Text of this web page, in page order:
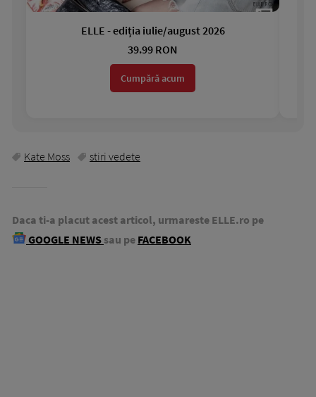
ELLE - ediția iulie/august 2026
39.99 RON
Cumpără acum
Kate Moss stiri vedete
Daca ti-a placut acest articol, urmareste ELLE.ro pe
GOOGLE NEWS sau pe FACEBOOK